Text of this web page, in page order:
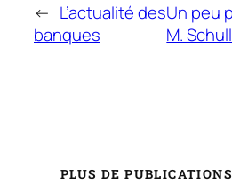
← L’actualité des
banques
Un peu
M.
PLUS DE PUBLICATIONS